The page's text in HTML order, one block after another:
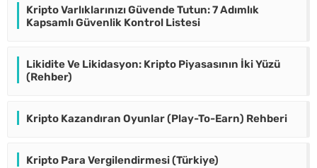
Kripto Varlıklarınızı Güvende Tutun: 7 Adımlık
Kapsamlı Güvenlik Kontrol Listesi
Likidite Ve Likidasyon: Kripto Piyasasının İki Yüzü
(Rehber)
Kripto Kazandıran Oyunlar (Play-To-Earn) Rehberi
Kripto Para Vergilendirmesi (Türkiye)